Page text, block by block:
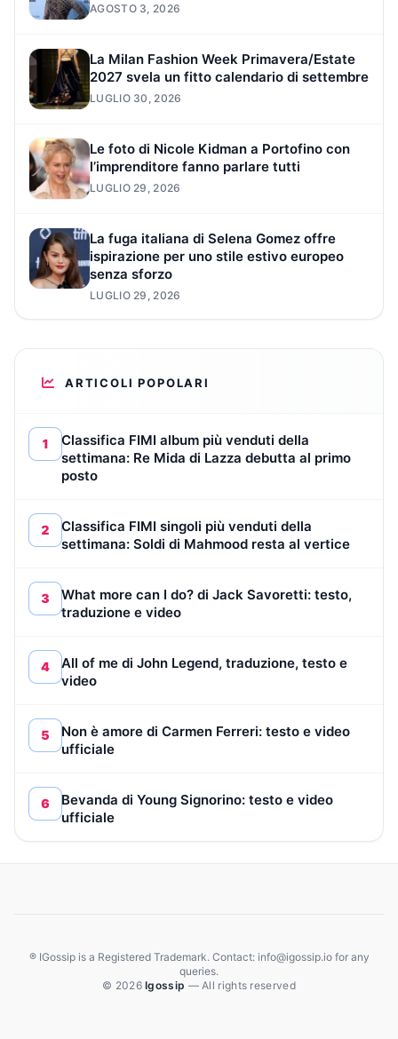
AGOSTO 3, 2026
La Milan Fashion Week Primavera/Estate
2027 svela un fitto calendario di settembre
LUGLIO 30, 2026
Le foto di Nicole Kidman a Portofino con
l’imprenditore fanno parlare tutti
LUGLIO 29, 2026
La fuga italiana di Selena Gomez offre
ispirazione per uno stile estivo europeo
senza sforzo
LUGLIO 29, 2026
ARTICOLI POPOLARI
1
Classifica FIMI album più venduti della
settimana: Re Mida di Lazza debutta al primo
posto
2
Classifica FIMI singoli più venduti della
settimana: Soldi di Mahmood resta al vertice
3
What more can I do? di Jack Savoretti: testo,
traduzione e video
4
All of me di John Legend, traduzione, testo e
video
5
Non è amore di Carmen Ferreri: testo e video
ufficiale
6
Bevanda di Young Signorino: testo e video
ufficiale
® IGossip is a Registered Trademark. Contact: info@igossip.io for any
queries.
© 2026Igossip — All rights reserved